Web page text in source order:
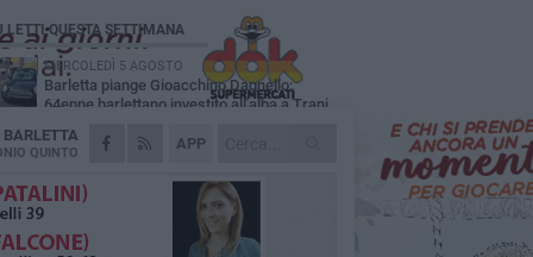
APP
BARLETTA
QUINTO
LETTI QUESTA SETTIMANA
MERCOLEDÌ 5 AGOSTO
Barletta piange Gioacchino Dagnello:
64enne barlettano investito all'alba a Trani
GIOVEDÌ 6 AGOSTO
Il ricordo di "Cecco", il benzinaio col
dalla pensione»
MERCOLEDÌ 5 AGOSTO
Jova Summer Party, giovedì mattina
sopralluogo nell'area dell'evento